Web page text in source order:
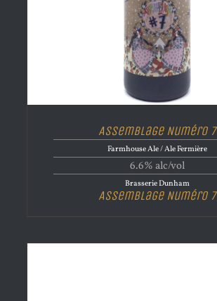
Assemblage Numéro 7
Farmhouse Ale / Ale Fermière
6.6% alc/vol
Brasserie Dunham
Assemblage Numéro 7